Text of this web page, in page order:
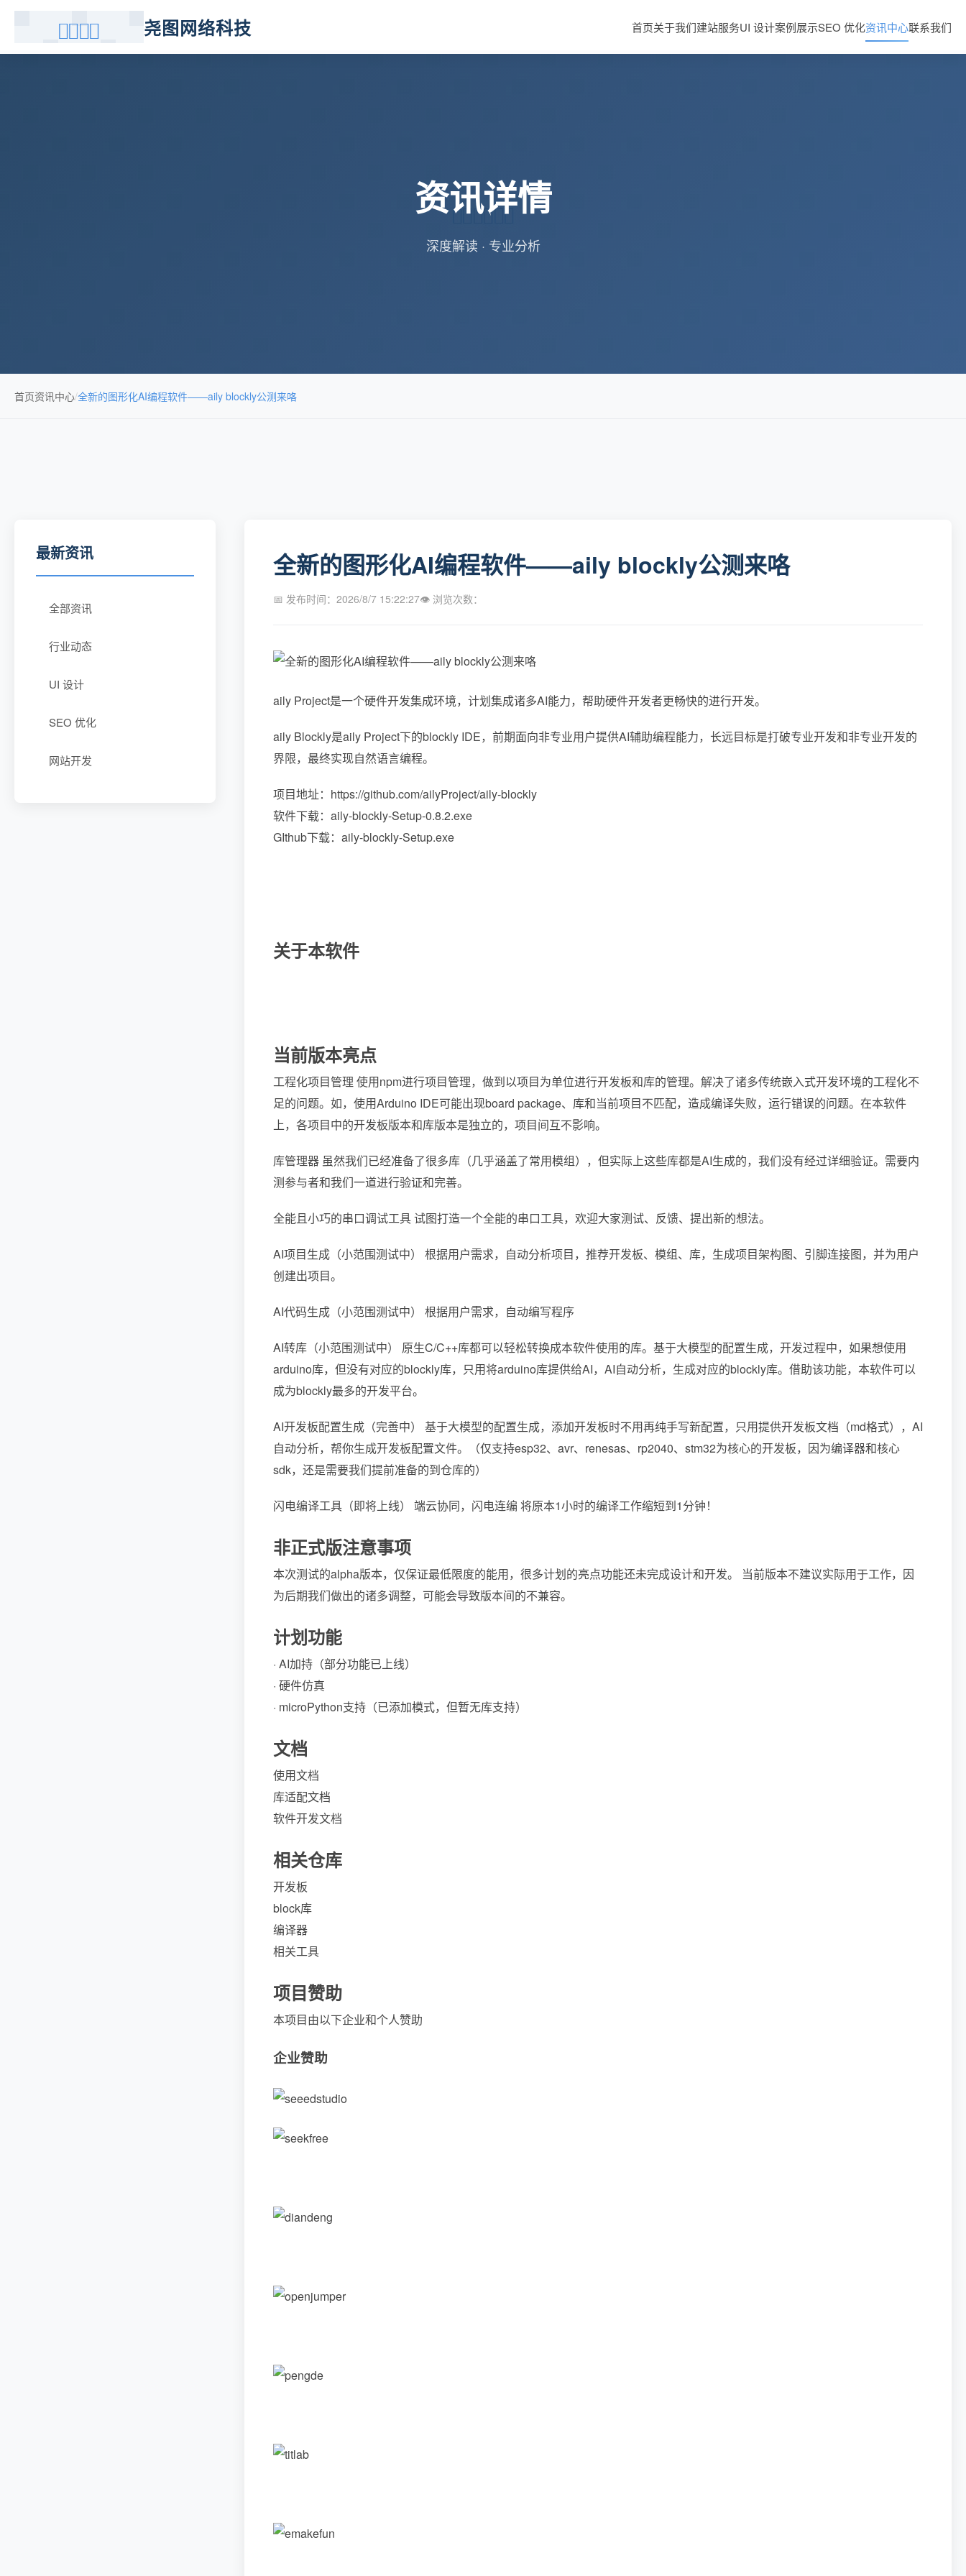
尧图网络科技 首页关于我们建站服务UI 设计案例展示SEO 优化资讯中心联系我们
资讯详情
深度解读 · 专业分析
首页资讯中心/全新的图形化AI编程软件——aily blockly公测来咯
最新资讯
全部资讯
行业动态
UI 设计
SEO 优化
网站开发
全新的图形化AI编程软件——aily blockly公测来咯
📅 发布时间：2026/8/7 15:22:27👁 浏览次数：
aily Project是一个硬件开发集成环境，计划集成诸多AI能力，帮助硬件开发者更畅快的进行开发。
aily Blockly是aily Project下的blockly IDE，前期面向非专业用户提供AI辅助编程能力，长远目标是打破专业开发和非专业开发的
界限，最终实现自然语言编程。
项目地址：https://github.com/ailyProject/aily-blockly
软件下载：aily-blockly-Setup-0.8.2.exe
GIthub下载：aily-blockly-Setup.exe
关于本软件
当前版本亮点
工程化项目管理 使用npm进行项目管理，做到以项目为单位进行开发板和库的管理。解决了诸多传统嵌入式开发环境的工程化不
足的问题。如，使用Arduino IDE可能出现board package、库和当前项目不匹配，造成编译失败，运行错误的问题。在本软件
上，各项目中的开发板版本和库版本是独立的，项目间互不影响。
库管理器 虽然我们已经准备了很多库（几乎涵盖了常用模组），但实际上这些库都是AI生成的，我们没有经过详细验证。需要内
测参与者和我们一道进行验证和完善。
全能且小巧的串口调试工具 试图打造一个全能的串口工具，欢迎大家测试、反馈、提出新的想法。
AI项目生成（小范围测试中） 根据用户需求，自动分析项目，推荐开发板、模组、库，生成项目架构图、引脚连接图，并为用户
创建出项目。
AI代码生成（小范围测试中） 根据用户需求，自动编写程序
AI转库（小范围测试中） 原生C/C++库都可以轻松转换成本软件使用的库。基于大模型的配置生成，开发过程中，如果想使用
arduino库，但没有对应的blockly库，只用将arduino库提供给AI，AI自动分析，生成对应的blockly库。借助该功能，本软件可以
成为blockly最多的开发平台。
AI开发板配置生成（完善中） 基于大模型的配置生成，添加开发板时不用再纯手写新配置，只用提供开发板文档（md格式），AI
自动分析，帮你生成开发板配置文件。（仅支持esp32、avr、renesas、rp2040、stm32为核心的开发板，因为编译器和核心
sdk，还是需要我们提前准备的到仓库的）
闪电编译工具（即将上线） 端云协同，闪电连编 将原本1小时的编译工作缩短到1分钟！
非正式版注意事项
本次测试的alpha版本，仅保证最低限度的能用，很多计划的亮点功能还未完成设计和开发。 当前版本不建议实际用于工作，因
为后期我们做出的诸多调整，可能会导致版本间的不兼容。
计划功能
· AI加持（部分功能已上线）
· 硬件仿真
· microPython支持（已添加模式，但暂无库支持）
文档
使用文档
库适配文档
软件开发文档
相关仓库
开发板
block库
编译器
相关工具
项目赞助
本项目由以下企业和个人赞助
企业赞助